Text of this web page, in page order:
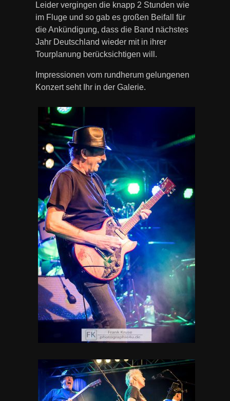
Leider vergingen die knapp 2 Stunden wie
im Fluge und so gab es großen Beifall für
die Ankündigung, dass die Band nächstes
Jahr Deutschland wieder mit in ihrer
Tourplanung berücksichtigen will.
Impressionen vom rundherum gelungenen
Konzert seht Ihr in der Galerie.